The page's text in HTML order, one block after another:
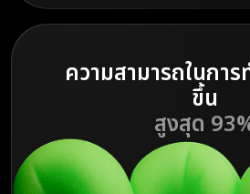
ความสามารถในการ
ขึ้น
สูงสุด